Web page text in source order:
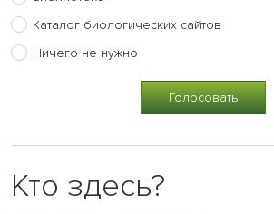
Каталог биологических сайтов
Ничего не нужно
Кто здесь?